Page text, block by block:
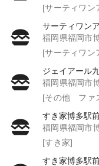
[サーティワン
サーティワン
福岡県福岡市
[サーティワン
ジェイアール
福岡県福岡市
[その他 ファ
すき家博多駅
福岡県福岡市
[すき家]
すき家博多駅